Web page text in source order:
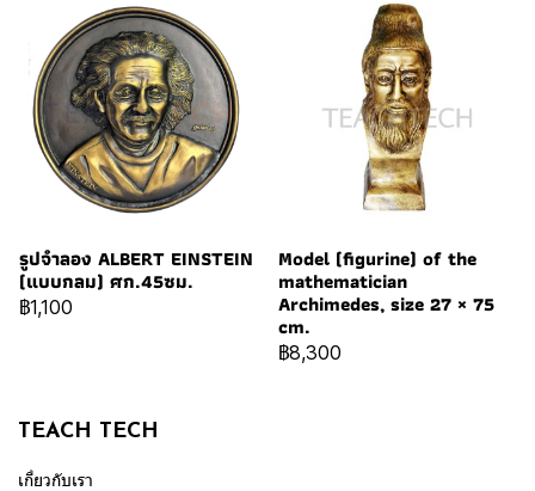
รูปจำลอง ALBERT EINSTEIN
(แบบกลม) ศก.45ซม.
฿1,100
Model (figurine) of the
mathematician
Archimedes, size 27 × 75
cm.
฿8,300
TEACH TECH
เกี่ยวกับเรา